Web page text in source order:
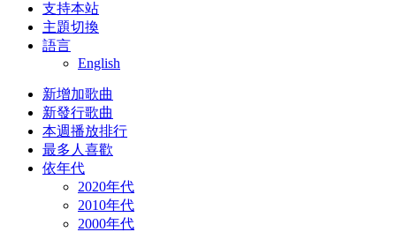
支持本站
主題切換
語言
English
新增加歌曲
新發行歌曲
本週播放排行
最多人喜歡
依年代
2020年代
2010年代
2000年代